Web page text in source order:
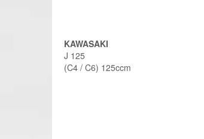
KAWASAKI
J 125
(C4 / C6) 125ccm